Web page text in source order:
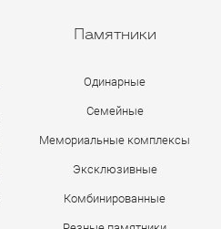
Памятники
Одинарные
Семейные
Мемориальные комплексы
Эксклюзивные
Комбинированные